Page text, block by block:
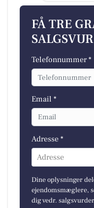
FÅ TRE
Telefonnummer *
Email *
Adresse *
Adresse
Dine oplysninger
ejendomsmæglere,
dig vedr.